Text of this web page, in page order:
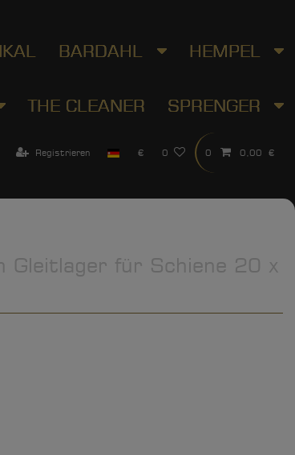
BARDAHL HEMPEL
THE CLEANER SPRENGER
Registrieren € 0 0 0,00 €
Gleitlager für Schiene 20 x